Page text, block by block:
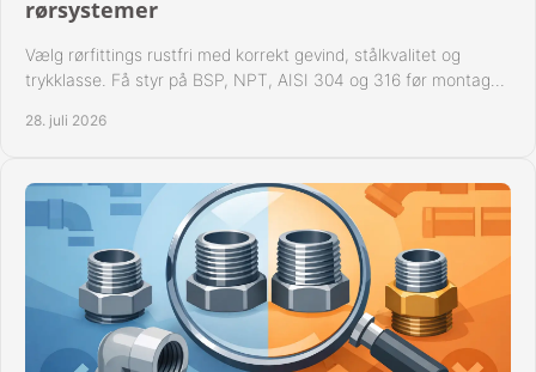
rørsystemer
Vælg rørfittings rustfri med korrekt gevind, stålkvalitet og
trykklasse. Få styr på BSP, NPT, AISI 304 og 316 før montage
28. juli 2026